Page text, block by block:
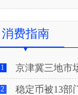
消费指南
1 京津冀三地市场监督管
2 稳定币被13部门坚